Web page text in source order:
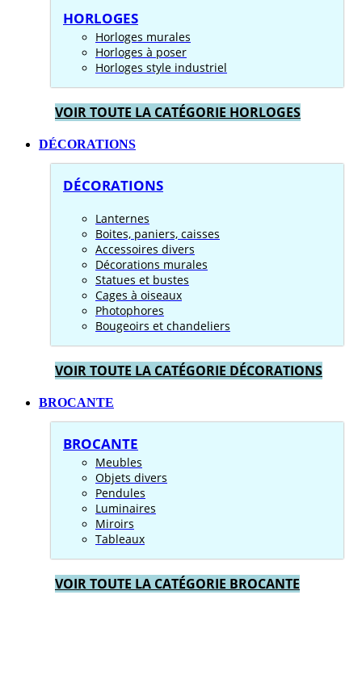
HORLOGES
Horloges murales
Horloges à poser
Horloges style industriel
VOIR TOUTE LA CATÉGORIE HORLOGES
DÉCORATIONS
DÉCORATIONS
Lanternes
Boites, paniers, caisses
Accessoires divers
Décorations murales
Statues et bustes
Cages à oiseaux
Photophores
Bougeoirs et chandeliers
VOIR TOUTE LA CATÉGORIE DÉCORATIONS
BROCANTE
BROCANTE
Meubles
Objets divers
Pendules
Luminaires
Miroirs
Tableaux
VOIR TOUTE LA CATÉGORIE BROCANTE